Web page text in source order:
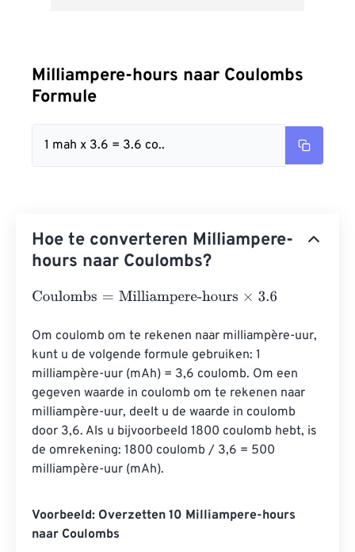
Milliampere-hours naar Coulombs
Formule
1 mah x 3.6 = 3.6 co..
Hoe te converteren Milliampere-
hours naar Coulombs?
Coulombs= Milliampere-hours×3.6
Om coulomb om te rekenen naar milliampère-uur,
kunt u de volgende formule gebruiken: 1
milliampère-uur (mAh) = 3,6 coulomb. Om een ​​
gegeven waarde in coulomb om te rekenen naar
milliampère-uur, deelt u de waarde in coulomb
door 3,6. Als u bijvoorbeeld 1800 coulomb hebt, is
de omrekening: 1800 coulomb / 3,6 = 500
milliampère-uur (mAh).
Voorbeeld: Overzetten 10 Milliampere-hours
naar Coulombs